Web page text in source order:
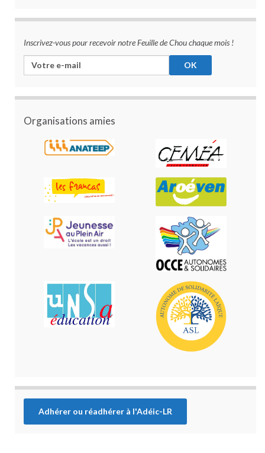
Inscrivez-vous pour recevoir notre Feuille de Chou chaque mois !
Organisations amies
Adhérer ou réadhérer à l'Adéic-LR